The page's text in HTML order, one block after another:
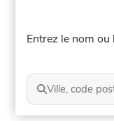
Entrez le nom
Ville, code